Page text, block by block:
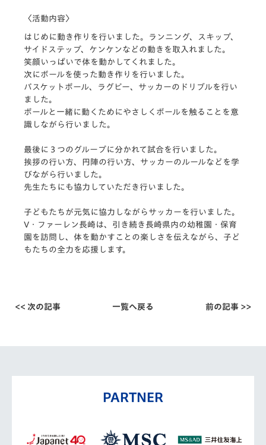
〈活動内容〉
はじめに動き作りを行いました。ランニング、スキップ、
サイドステップ、ケンケンなどの動きを取入れました。
笑顔いっぱいで体を動かしてくれました。
次にボールを使った動き作りを行いました。
バスケットボール、ラグビー、サッカーのドリブルを行い
ました。
ボールと一緒に動くためにやさしくボールを触ることを意
識しながら行いました。
最後に３つのグループに分かれて試合を行いました。
挨拶の行い方、円陣の行い方、サッカーのルールなどを学
びながら行いました。
先生たちにも協力していただき行いました。
子どもたちが元気に協力しながらサッカーを行いました。
V・ファーレン長崎は、引き続き長崎県内の幼稚園・ 保育
園を訪問し、体を動かすことの楽しさを伝えながら、 子ど
もたちの全力を応援します。
<< 次の記事 一覧へ戻る 前の記事 >>
PARTNER